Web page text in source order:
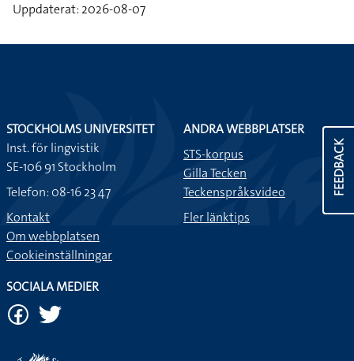
Uppdaterat: 2026-08-07
FEEDBACK
STOCKHOLMS UNIVERSITET
Inst. för lingvistik
SE-106 91 Stockholm
Telefon: 08-16 23 47
Kontakt
Om webbplatsen
Cookieinställningar
ANDRA WEBBPLATSER
STS-korpus
Gilla Tecken
Teckenspråksvideo
Fler länktips
SOCIALA MEDIER